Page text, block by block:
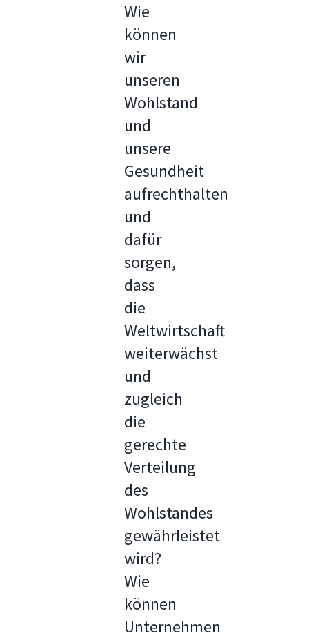
Wie
können
wir
unseren
Wohlstand
und
unsere
Gesundheit
aufrechthalten
und
dafür
sorgen,
dass
die
Weltwirtschaft
weiterwächst
und
zugleich
die
gerechte
Verteilung
des
Wohlstandes
gewährleistet
wird?
Wie
können
Unternehmen